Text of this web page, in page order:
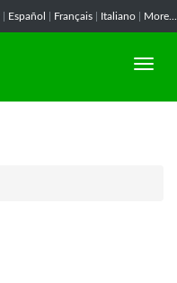
Español Français Italiano More...